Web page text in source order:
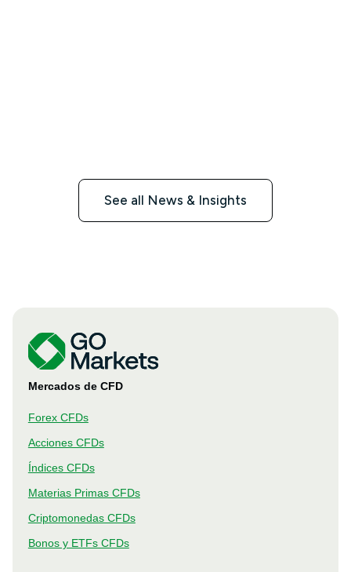
See all News & Insights
Mercados de CFD
Forex CFDs
Acciones CFDs
Índices CFDs
Materias Primas CFDs
Criptomonedas CFDs
Bonos y ETFs CFDs